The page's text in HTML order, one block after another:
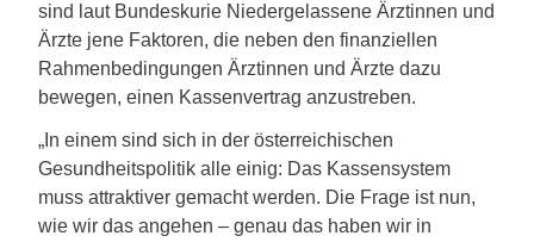
sind laut Bundeskurie Niedergelassene Ärztinnen und
Ärzte jene Faktoren, die neben den finanziellen
Rahmenbedingungen Ärztinnen und Ärzte dazu
bewegen, einen Kassenvertrag anzustreben.
„In einem sind sich in der österreichischen
Gesundheitspolitik alle einig: Das Kassensystem
muss attraktiver gemacht werden. Die Frage ist nun,
wie wir das angehen – genau das haben wir in